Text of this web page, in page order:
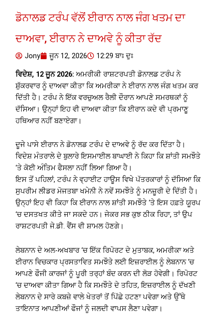
ਡੋਨਾਲਡ ਟਰੰਪ ਵੱਲੋਂ ਈਰਾਨ ਨਾਲ ਜੰਗ ਖਤਮ ਦਾ
ਦਾਅਵਾ, ਈਰਾਨ ਨੇ ਦਾਅਵੇ ਨੂੰ ਕੀਤਾ ਰੱਦ
Jony ਜੂਨ 12, 2026 12:29 ਬਾਃ ਦੁਃ
ਵਿਦੇਸ਼, 12 ਜੂਨ 2026: ਅਮਰੀਕੀ ਰਾਸ਼ਟਰਪਤੀ ਡੋਨਾਲਡ ਟਰੰਪ ਨੇ
ਸ਼ੁੱਕਰਵਾਰ ਨੂੰ ਦਾਅਵਾ ਕੀਤਾ ਕਿ ਅਮਰੀਕਾ ਨੇ ਈਰਾਨ ਨਾਲ ਜੰਗ ਖਤਮ ਕਰ
ਦਿੱਤੀ ਹੈ। ਟਰੰਪ ਨੇ ਇੱਕ ਵਰਚੁਅਲ ਰੈਲੀ ਦੌਰਾਨ ਆਪਣੇ ਸਮਰਥਕਾਂ ਨੂੰ
ਦੱਸਿਆ। ਉਨ੍ਹਾਂ ਇਹ ਵੀ ਦਾਅਵਾ ਕੀਤਾ ਕਿ ਈਰਾਨ ਕਦੇ ਵੀ ਪ੍ਰਮਾਣੂ
ਹਥਿਆਰ ਨਹੀਂ ਬਣਾਏਗਾ।
ਦੂਜੇ ਪਾਸੇ ਈਰਾਨ ਨੇ ਡੋਨਾਲਡ ਟਰੰਪ ਦੇ ਦਾਅਵੇ ਨੂੰ ਰੱਦ ਕਰ ਦਿੱਤਾ ਹੈ।
ਵਿਦੇਸ਼ ਮੰਤਰਾਲੇ ਦੇ ਬੁਲਾਰੇ ਇਸਮਾਈਲ ਬਾਘਾਈ ਨੇ ਕਿਹਾ ਕਿ ਸ਼ਾਂਤੀ ਸਮਝੌਤੇ
‘ਤੇ ਕੋਈ ਅੰਤਿਮ ਫੈਸਲਾ ਨਹੀਂ ਲਿਆ ਗਿਆ ਹੈ।
ਇਸ ਤੋਂ ਪਹਿਲਾਂ, ਟਰੰਪ ਨੇ ਵ੍ਹਾਈਟ ਹਾਊਸ ਵਿਖੇ ਪੱਤਰਕਾਰਾਂ ਨੂੰ ਦੱਸਿਆ ਕਿ
ਸੁਪਰੀਮ ਲੀਡਰ ਮੋਜਤਬਾ ਖਮੇਨੀ ਨੇ ਨਵੇਂ ਸਮਝੌਤੇ ਨੂੰ ਮਨਜ਼ੂਰੀ ਦੇ ਦਿੱਤੀ ਹੈ।
ਉਨ੍ਹਾਂ ਇਹ ਵੀ ਕਿਹਾ ਕਿ ਈਰਾਨ ਨਾਲ ਸ਼ਾਂਤੀ ਸਮਝੌਤੇ ‘ਤੇ ਇਸ ਹਫ਼ਤੇ ਯੂਰਪ
‘ਚ ਦਸਤਖਤ ਕੀਤੇ ਜਾ ਸਕਦੇ ਹਨ। ਜੇਕਰ ਸਭ ਕੁਝ ਠੀਕ ਰਿਹਾ, ਤਾਂ ਉਪ
ਰਾਸ਼ਟਰਪਤੀ ਜੇ.ਡੀ. ਵੈਂਸ ਵੀ ਸ਼ਾਮਲ ਹੋਣਗੇ।
ਲੇਬਨਾਨ ਦੇ ਅਲ-ਅਖਬਾਰ ‘ਚ ਇੱਕ ਰਿਪੋਰਟ ਦੇ ਮੁਤਾਬਕ, ਅਮਰੀਕਾ ਅਤੇ
ਈਰਾਨ ਵਿਚਕਾਰ ਪ੍ਰਸਤਾਵਿਤ ਸਮਝੌਤੇ ਲਈ ਇਜ਼ਰਾਈਲ ਨੂੰ ਲੇਬਨਾਨ ‘ਚ
ਆਪਣੇ ਫੌਜੀ ਕਾਰਜਾਂ ਨੂੰ ਪੂਰੀ ਤਰ੍ਹਾਂ ਬੰਦ ਕਰਨ ਦੀ ਲੋੜ ਹੋਵੇਗੀ। ਰਿਪੋਰਟ
‘ਚ ਦਾਅਵਾ ਕੀਤਾ ਗਿਆ ਹੈ ਕਿ ਸਮਝੌਤੇ ਦੇ ਤਹਿਤ, ਇਜ਼ਰਾਈਲ ਨੂੰ ਦੱਖਣੀ
ਲੇਬਨਾਨ ਦੇ ਸਾਰੇ ਕਬਜ਼ੇ ਵਾਲੇ ਖੇਤਰਾਂ ਤੋਂ ਪਿੱਛੇ ਹਟਣਾ ਪਵੇਗਾ ਅਤੇ ਉੱਥੇ
ਤਾਇਨਾਤ ਆਪਣੀਆਂ ਫੌਜਾਂ ਨੂੰ ਜਲਦੀ ਵਾਪਸ ਲੈਣਾ ਪਵੇਗਾ।